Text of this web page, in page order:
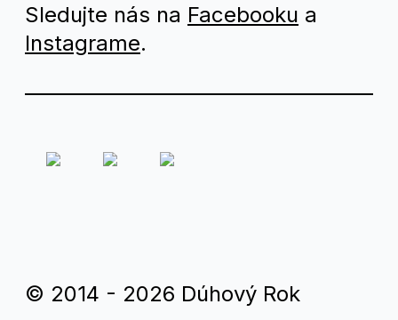
Sledujte nás na Facebooku a
Instagrame.
© 2014 - 2026 Dúhový Rok